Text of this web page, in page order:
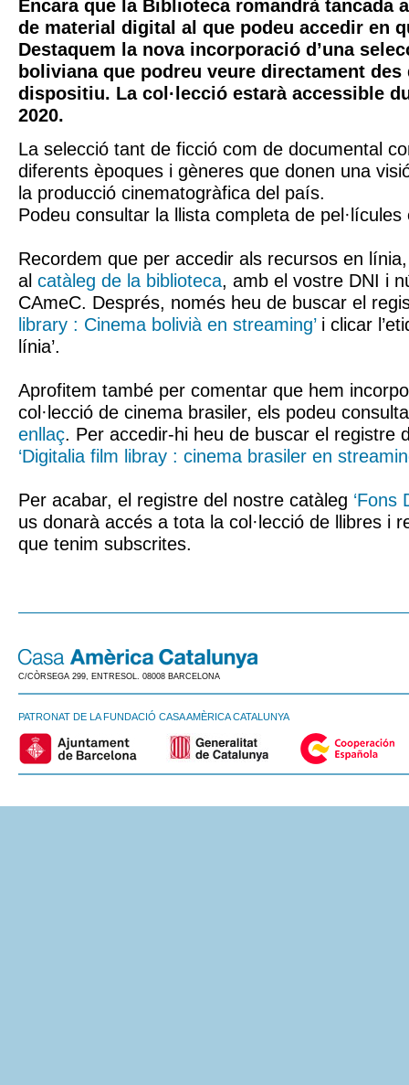
Encara que la Biblioteca romandrà tancada
de material digital al que podeu accedir en
Destaquem la nova incorporació d’una
boliviana que podreu veure directament des
dispositiu. La col·lecció estarà accessible
2020.
La selecció tant de ficció com de documental
diferents èpoques i gèneres que donen una
la producció cinematogràfica del país.
Podeu consultar la llista completa de
Recordem que per accedir als recursos en
al catàleg de la biblioteca, amb el vostre DNI i
CAmeC. Després, només heu de buscar el
library : Cinema bolivià en streaming’i clicar
línia’.
Aprofitem també per comentar que hem
col·lecció de cinema brasiler, els podeu
enllaç. Per accedir-hi heu de buscar el registre
‘Digitalia film libray : cinema brasiler en
Per acabar, el registre del nostre catàleg ‘Fons
us donarà accés a tota la col·lecció de llibres i
que tenim subscrites.
C/CÒRSEGA 299, ENTRESOL. 08008 BARCELONA
PATRONAT DE LA FUNDACIÓ CASA AMÈRICA CATALUNYA